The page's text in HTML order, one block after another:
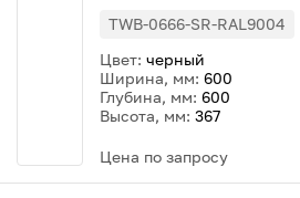
TWB-0666-SR-RAL9004
Цвет: черный
Ширина, мм: 600
Глубина, мм: 600
Высота, мм: 367
Цена по запросу